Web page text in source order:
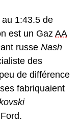
1:43.5 de
est un Gaz AA
russe Nash
des
de différence
fabriquaient